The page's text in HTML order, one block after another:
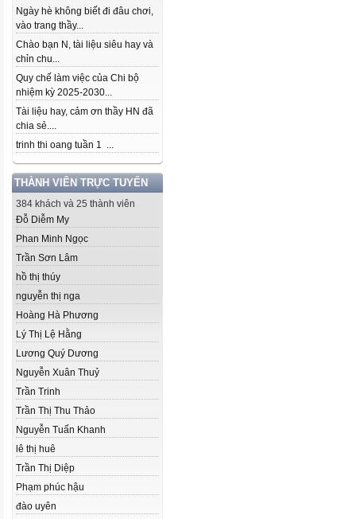
Ngày hè không biết đi đâu chơi,
vào trang thầy...
Chào bạn N, tài liệu siêu hay và
chỉn chu...
Quy chế làm việc của Chi bộ
nhiệm kỳ 2025-2030...
Tài liệu hay, cảm ơn thầy HN đã
chia sẻ....
trinh thi oang tuần 1 ...
THÀNH VIÊN TRỰC TUYẾN
384 khách và 25 thành viên
Đỗ Diễm My
Phan Minh Ngọc
Trần Sơn Lâm
hồ thị thúy
nguyễn thị nga
Hoàng Hà Phương
Lý Thị Lệ Hằng
Lương Quý Dương
Nguyễn Xuân Thuỷ
Trần Trinh
Trần Thị Thu Thảo
Nguyễn Tuấn Khanh
lê thị huê
Trần Thị Diệp
Phạm phúc hậu
đào uyên